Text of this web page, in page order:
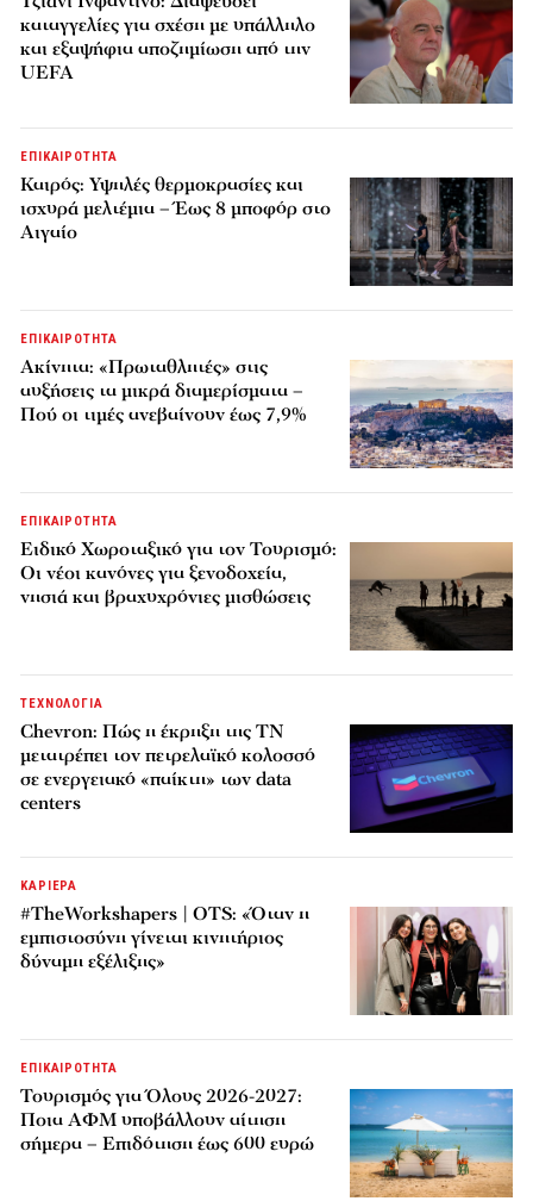
καταγγελίες για σχέση με υπάλληλο
και εξαψήφια αποζημίωση από την
UEFA
ΕΠΙΚΑΙΡΟΤΗΤΑ
Καιρός: Υψηλές θερμοκρασίες και
ισχυρά μελτέμια – Έως 8 μποφόρ στο
Αιγαίο
ΕΠΙΚΑΙΡΟΤΗΤΑ
Ακίνητα: «Πρωταθλητές» στις
αυξήσεις τα μικρά διαμερίσματα –
Πού οι τιμές ανεβαίνουν έως 7,9%
ΕΠΙΚΑΙΡΟΤΗΤΑ
Ειδικό Χωροταξικό για τον Τουρισμό:
Οι νέοι κανόνες για ξενοδοχεία,
νησιά και βραχυχρόνιες μισθώσεις
ΤΕΧΝΟΛΟΓΙΑ
Chevron: Πώς η έκρηξη της ΤΝ
μετατρέπει τον πετρελαϊκό κολοσσό
σε ενεργειακό «παίκτη» των data
centers
ΚΑΡΙΕΡΑ
#TheWorkshapers | OTS: «Όταν η
εμπιστοσύνη γίνεται κινητήριος
δύναμη εξέλιξης»
ΕΠΙΚΑΙΡΟΤΗΤΑ
Τουρισμός για Όλους 2026-2027:
Ποια ΑΦΜ υποβάλλουν αίτηση
σήμερα – Επιδότηση έως 600 ευρώ